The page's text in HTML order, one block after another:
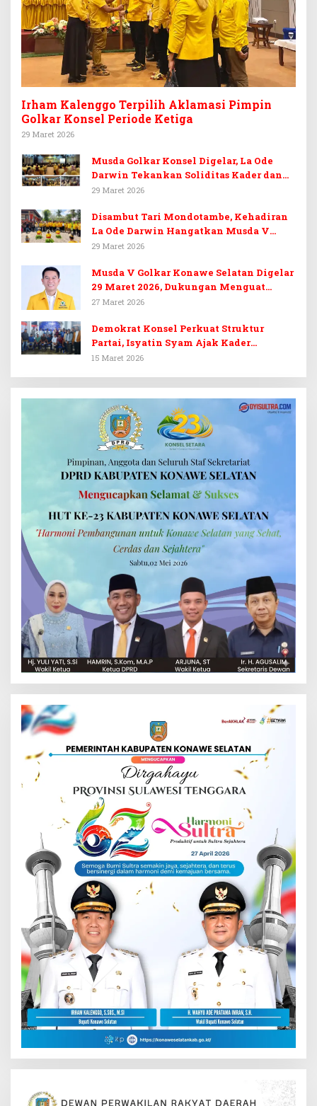
Irham Kalenggo Terpilih Aklamasi Pimpin
Golkar Konsel Periode Ketiga
29 Maret 2026
Musda Golkar Konsel Digelar, La Ode
Darwin Tekankan Soliditas Kader dan
Target 14 Kursi DPRD Konawe Selatan
29 Maret 2026
Disambut Tari Mondotambe, Kehadiran
La Ode Darwin Hangatkan Musda V
Golkar Konsel
29 Maret 2026
Musda V Golkar Konawe Selatan Digelar
29 Maret 2026, Dukungan Menguat
untuk Irham Kalenggo
27 Maret 2026
Demokrat Konsel Perkuat Struktur
Partai, Isyatin Syam Ajak Kader
Kembalikan Kejayaan
15 Maret 2026